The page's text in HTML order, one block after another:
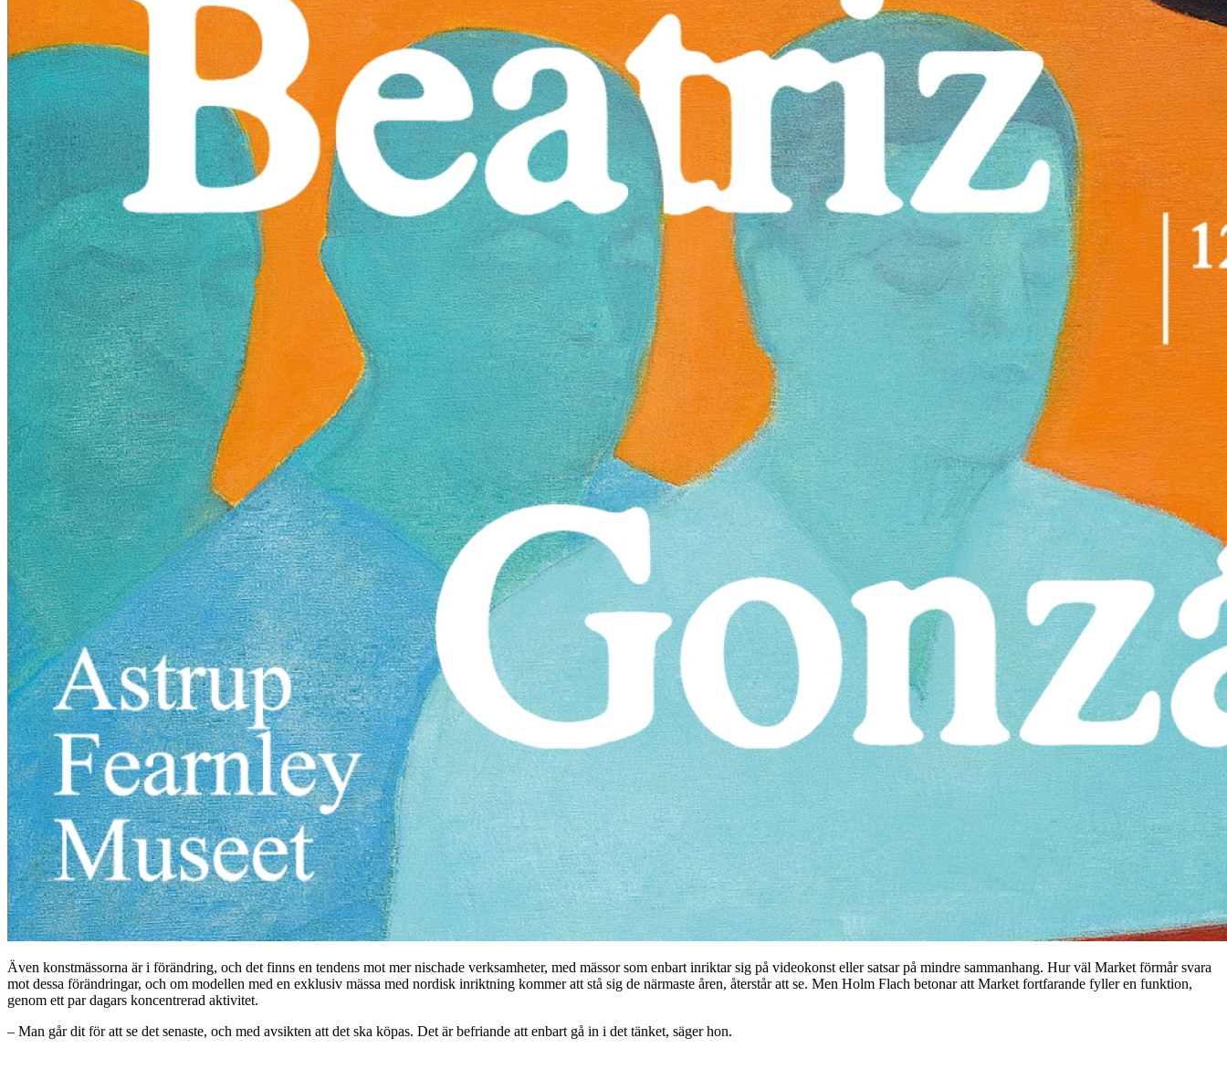
Även konstmässorna är i förändring, och det finns en tendens mot mer nischade verksamheter, med mässor som enbart inriktar sig på videokonst eller satsar på mindre sammanhang. Hur väl Market förmår svara
mot dessa förändringar, och om modellen med en exklusiv mässa med nordisk inriktning kommer att stå sig de närmaste åren, återstår att se. Men Holm Flach betonar att Market fortfarande fyller en funktion,
genom ett par dagars koncentrerad aktivitet.
– Man går dit för att se det senaste, och med avsikten att det ska köpas. Det är befriande att enbart gå in i det tänket, säger hon.